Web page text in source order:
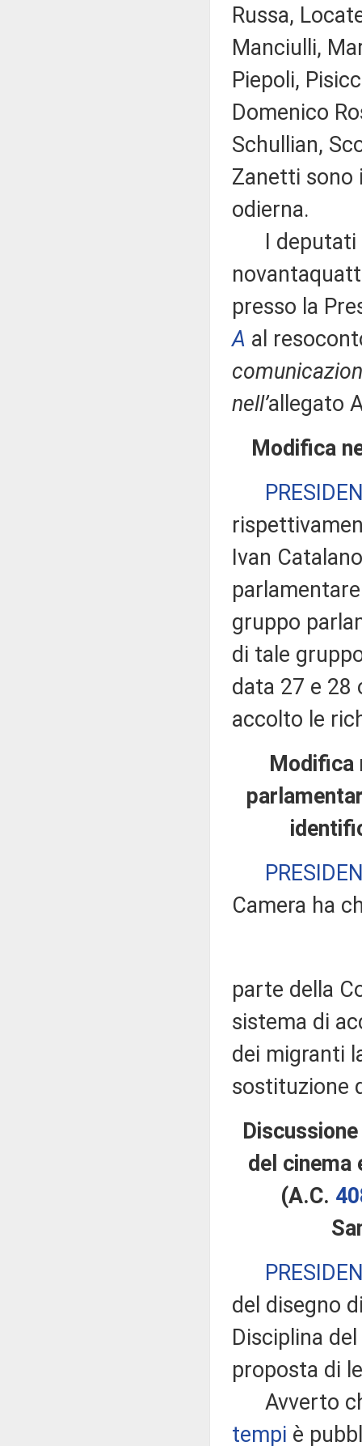
Russa,
Manciulli,
Piepoli,
Domenico
Schullian,
Zanetti sono
odierna.
I deputati
presso la
A al
nell’allegato
Modifica
Ivan
gruppo
di tale
data 27 e 28
accolto le
Modifica
Camera ha
parte della
sistema di
dei migranti
sostituzione
del cinema
(A.C.
del disegno
Disciplina
proposta di
Avverto
tempi è